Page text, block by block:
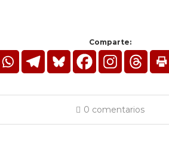
Comparte:
0 comentarios